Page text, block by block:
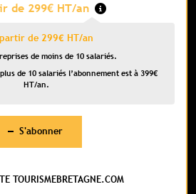
de 299€ HT/an
de 299€ HT/an
de moins de 10 salariés.
de 10 salariés l’abonnement est à 399€
HT/an.
S'abonner
TOURISMEBRETAGNE.COM